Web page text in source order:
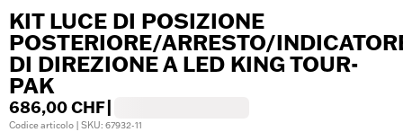
KIT LUCE DI POSIZIONE
POSTERIORE/ARRESTO/
DI DIREZIONE A LED KING TOUR-
PAK
686,00 CHF
Codice articolo | SKU: 67932-11